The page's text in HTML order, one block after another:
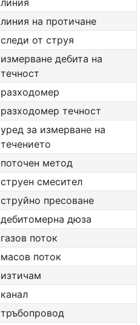
линия
линия на протичане
следи от струя
измерване дебита на
течност
разходомер
разходомер течност
уред за измерване на
течението
поточен метод
струен смесител
струйно пресоване
дебитомерна дюза
газов поток
масов поток
изтичам
канал
тръбопровод